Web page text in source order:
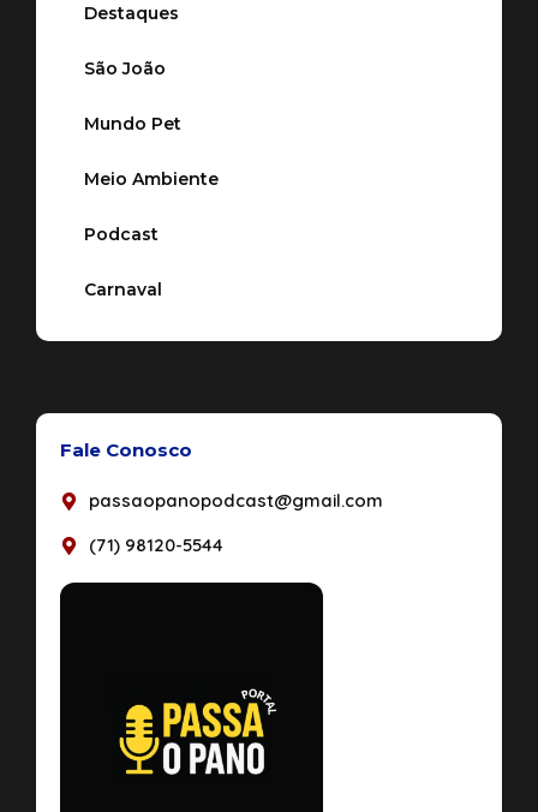
Destaques
São João
Mundo Pet
Meio Ambiente
Podcast
Carnaval
Fale Conosco
passaopanopodcast@gmail.com
(71) 98120-5544